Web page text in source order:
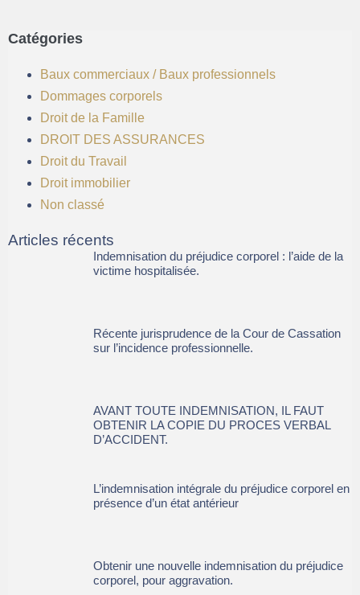
Catégories
Baux commerciaux / Baux professionnels
Dommages corporels
Droit de la Famille
DROIT DES ASSURANCES
Droit du Travail
Droit immobilier
Non classé
Articles récents
Indemnisation du préjudice corporel : l’aide de la
victime hospitalisée.
Récente jurisprudence de la Cour de Cassation
sur l’incidence professionnelle.
AVANT TOUTE INDEMNISATION, IL FAUT
OBTENIR LA COPIE DU PROCES VERBAL
D’ACCIDENT.
L’indemnisation intégrale du préjudice corporel en
présence d’un état antérieur
Obtenir une nouvelle indemnisation du préjudice
corporel, pour aggravation.